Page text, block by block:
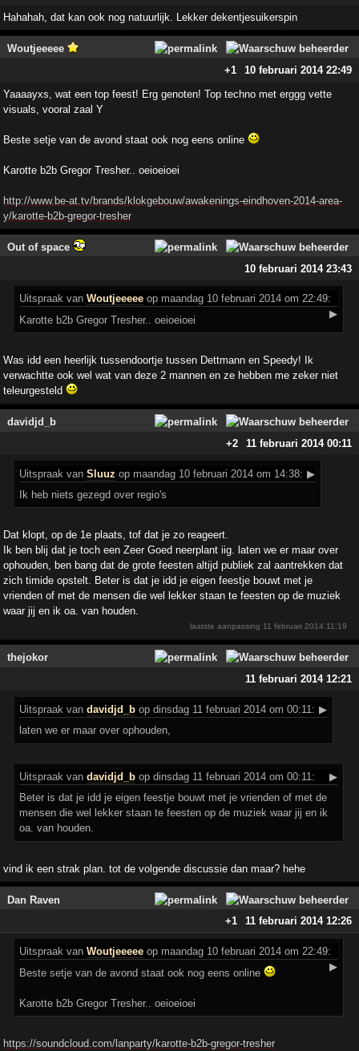
Hahahah, dat kan ook nog natuurlijk. Lekker dekentjesuikerspin
Woutjeeeee
+1
10 februari 2014 22:49
Yaaaayxs, wat een top feest! Erg genoten! Top techno met erggg vette
visuals, vooral zaal Y
Beste setje van de avond staat ook nog eens online
Karotte b2b Gregor Tresher.. oeioeioei
http://www.be-at.tv/brands/klokgebouw/awakenings-eindhoven-2014-area-
y/karotte-b2b-gregor-tresher
Out of space
10 februari 2014 23:43
Uitspraak vanWoutjeeeee op maandag 10 februari 2014 om 22:49:
▶
Karotte b2b Gregor Tresher.. oeioeioei
Was idd een heerlijk tussendoortje tussen Dettmann en Speedy! Ik
verwachtte ook wel wat van deze 2 mannen en ze hebben me zeker niet
teleurgesteld
davidjd_b
+2
11 februari 2014 00:11
Uitspraak vanSluuz op maandag 10 februari 2014 om 14:38: ▶
Ik heb niets gezegd over regio's
Dat klopt, op de 1e plaats, tof dat je zo reageert.
Ik ben blij dat je toch een Zeer Goed neerplant iig. laten we er maar over
ophouden, ben bang dat de grote feesten altijd publiek zal aantrekken dat
zich timide opstelt. Beter is dat je idd je eigen feestje bouwt met je
vrienden of met de mensen die wel lekker staan te feesten op de muziek
waar jij en ik oa. van houden.
laatste aanpassing 11 februari 2014 11:19
thejokor
11 februari 2014 12:21
Uitspraak vandavidjd_b op dinsdag 11 februari 2014 om 00:11: ▶
laten we er maar over ophouden,
Uitspraak vandavidjd_b op dinsdag 11 februari 2014 om 00:11:
▶
Beter is dat je idd je eigen feestje bouwt met je vrienden of met de
mensen die wel lekker staan te feesten op de muziek waar jij en ik
oa. van houden.
vind ik een strak plan. tot de volgende discussie dan maar? hehe
Dan Raven
+1
11 februari 2014 12:26
Uitspraak vanWoutjeeeee op maandag 10 februari 2014 om 22:49:
▶
Beste setje van de avond staat ook nog eens online
Karotte b2b Gregor Tresher.. oeioeioei
https://soundcloud.com/lanparty/karotte-b2b-gregor-tresher